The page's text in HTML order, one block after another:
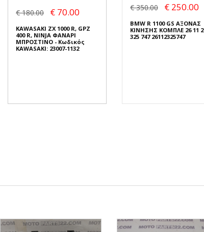
€ 180.00 € 70.00
KAWASAKI ZX 1000 R, GPZ
400 R, NINJA ΦΑΝΑΡΙ
ΜΠΡΟΣΤΙΝΟ - Κωδικός
KAWASAKI: 23007-1132
€ 350.00 € 250.00
BMW R 1100 GS ΑΞΟΝΑΣ
ΚΙΝΗΣΗΣ ΚΟΜΠΛΕ 26 11 2
325 747 26112325747